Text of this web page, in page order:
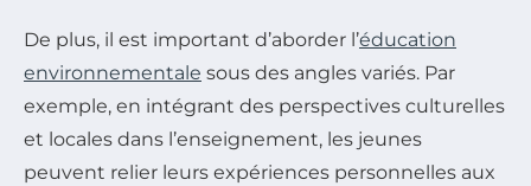
De plus, il est important d’aborder l’éducation
environnementale sous des angles variés. Par
exemple, en intégrant des perspectives culturelles
et locales dans l’enseignement, les jeunes
peuvent relier leurs expériences personnelles aux